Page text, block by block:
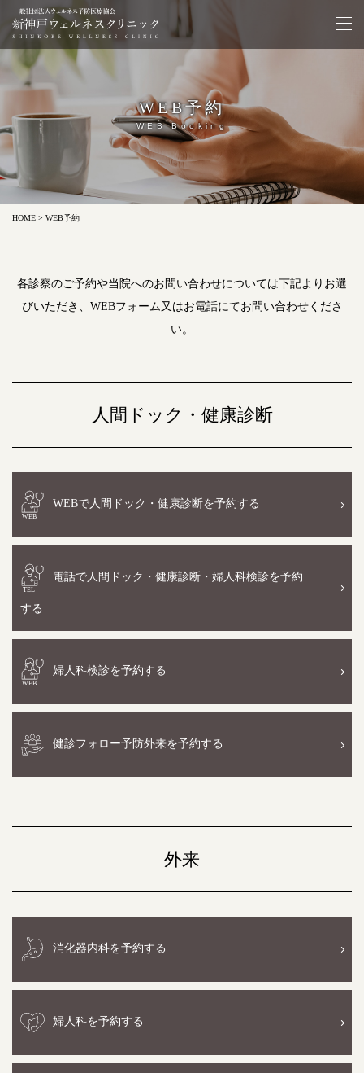
WEB予約
WEB Booking
HOME > WEB予約
各診察のご予約や当院へのお問い合わせについては下記よりお選
びいただき、 WEBフォーム又はお電話にてお問い合わせくださ
い。
人間ドック・健康診断
WEBで人間ドック・健康診断を予約する
電話で人間ドック・健康診断・婦人科検診を予約
する
婦人科検診を予約する
健診フォロー予防外来を予約する
外来
消化器内科を予約する
婦人科を予約する